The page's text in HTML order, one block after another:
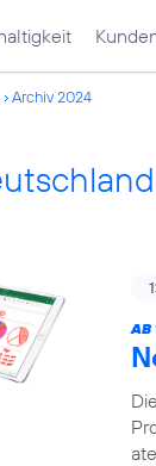
Archiv 2024
AB